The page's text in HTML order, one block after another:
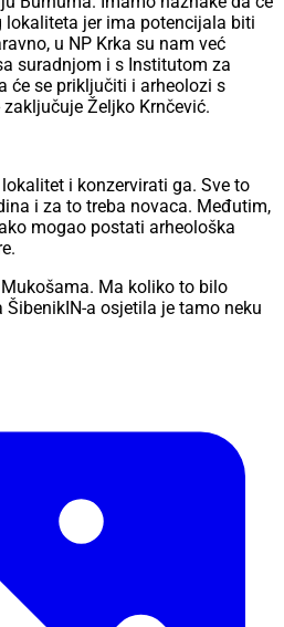
lokaliteta jer ima potencijala biti
u NP Krka su nam već
suradnjom i s Institutom za
će se priključiti i arheolozi s
Željko Krnčević.
i konzervirati ga. Sve to
i za to treba novaca. Međutim,
mogao postati arheološka
Ma koliko to bilo
ŠibenikIN-a osjetila je tamo neku